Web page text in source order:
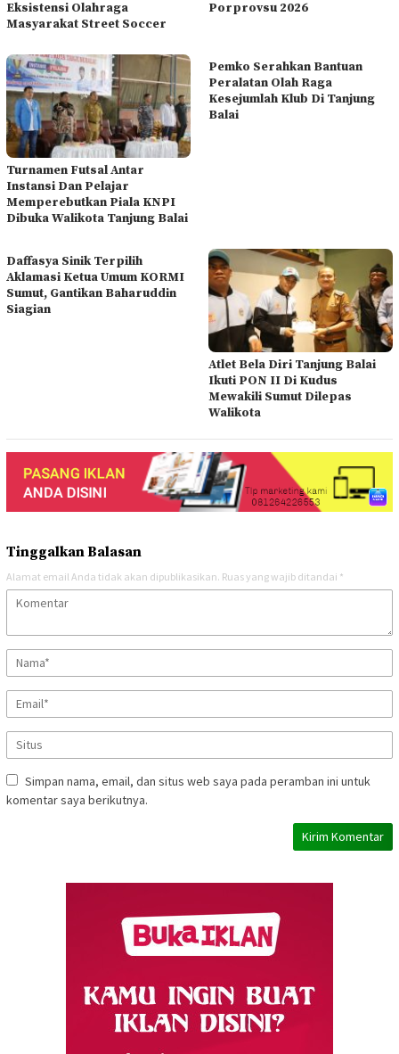
Eksistensi Olahraga
Masyarakat Street Soccer
Porprovsu 2026
Turnamen Futsal Antar
Instansi Dan Pelajar
Memperebutkan Piala KNPI
Dibuka Walikota Tanjung Balai
Pemko Serahkan Bantuan
Peralatan Olah Raga
Kesejumlah Klub Di Tanjung
Balai
Daffasya Sinik Terpilih
Aklamasi Ketua Umum KORMI
Sumut, Gantikan Baharuddin
Siagian
Atlet Bela Diri Tanjung Balai
Ikuti PON II Di Kudus
Mewakili Sumut Dilepas
Walikota
Tinggalkan Balasan
Alamat email Anda tidak akan dipublikasikan. Ruas yang wajib ditandai *
Simpan nama, email, dan situs web saya pada peramban ini untuk
komentar saya berikutnya.